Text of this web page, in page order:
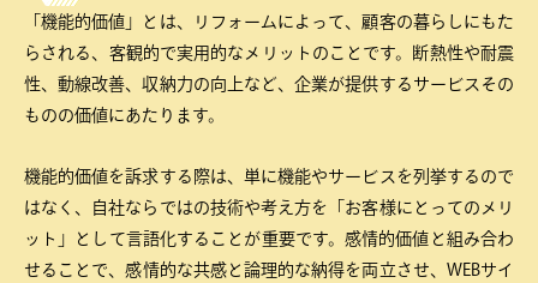
「機能的価値」とは、リフォームによって、顧客の暮らしにもた
らされる、客観的で実用的なメリットのことです。断熱性や耐震
性、動線改善、収納力の向上など、企業が提供するサービスその
ものの価値にあたります。
機能的価値を訴求する際は、単に機能やサービスを列挙するので
はなく、自社ならではの技術や考え方を「お客様にとってのメリ
ット」として言語化することが重要です。感情的価値と組み合わ
せることで、感情的な共感と論理的な納得を両立させ、WEBサイ